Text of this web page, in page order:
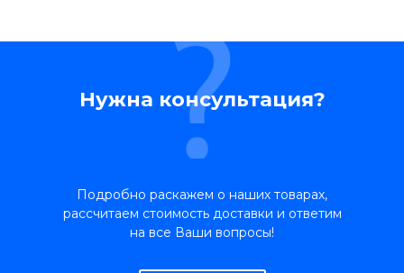
Нужна консультация?
Подробно раскажем о наших товарах,
рассчитаем стоимость доставки и ответим
на все Ваши вопросы!